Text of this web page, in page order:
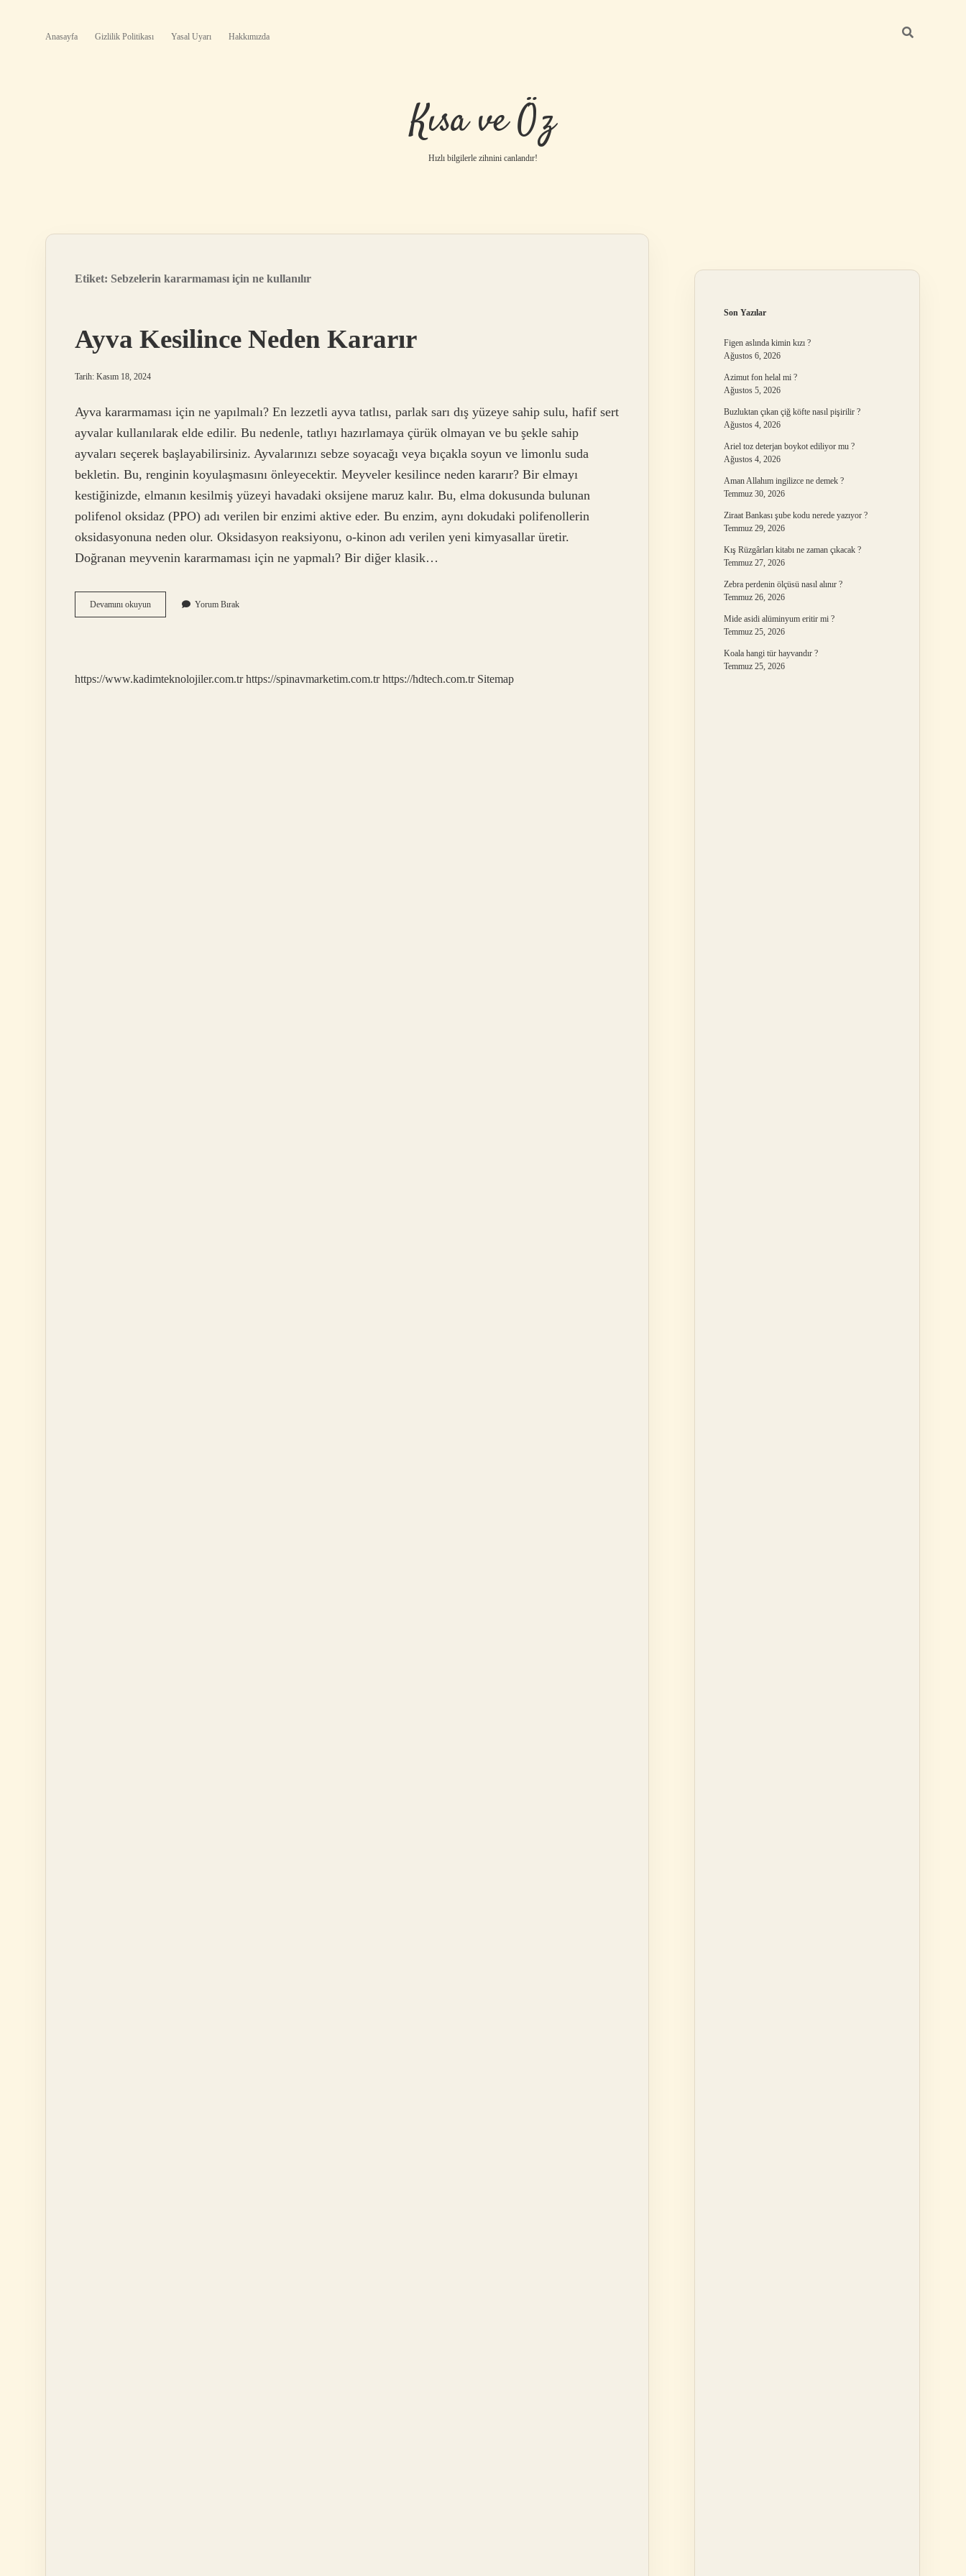
Anasayfa Gizlilik Politikası Yasal Uyarı Hakkımızda
Kısa ve Öz
Hızlı bilgilerle zihnini canlandır!
Etiket: Sebzelerin kararmaması için ne kullanılır
Ayva Kesilince Neden Kararır
Tarih: Kasım 18, 2024
Ayva kararmaması için ne yapılmalı? En lezzetli ayva tatlısı, parlak sarı dış yüzeye sahip sulu, hafif sert
ayvalar kullanılarak elde edilir. Bu nedenle, tatlıyı hazırlamaya çürük olmayan ve bu şekle sahip
ayvaları seçerek başlayabilirsiniz. Ayvalarınızı sebze soyacağı veya bıçakla soyun ve limonlu suda
bekletin. Bu, renginin koyulaşmasını önleyecektir. Meyveler kesilince neden kararır? Bir elmayı
kestiğinizde, elmanın kesilmiş yüzeyi havadaki oksijene maruz kalır. Bu, elma dokusunda bulunan
polifenol oksidaz (PPO) adı verilen bir enzimi aktive eder. Bu enzim, aynı dokudaki polifenollerin
oksidasyonuna neden olur. Oksidasyon reaksiyonu, o-kinon adı verilen yeni kimyasallar üretir.
Doğranan meyvenin kararmaması için ne yapmalı? Bir diğer klasik…
Devamını okuyunAyva
Kesilince
Yorum Bırak
https://www.kadimteknolojiler.com.tr https://spinavmarketim.com.tr https://hdtech.com.tr Sitemap
Son Yazılar
Figen aslında kimin kızı ?
Ağustos 6, 2026
Azimut fon helal mi ?
Ağustos 5, 2026
Buzluktan çıkan çiğ köfte nasıl pişirilir ?
Ağustos 4, 2026
Ariel toz deterjan boykot ediliyor mu ?
Ağustos 4, 2026
Aman Allahım ingilizce ne demek ?
Temmuz 30, 2026
Ziraat Bankası şube kodu nerede yazıyor ?
Temmuz 29, 2026
Kış Rüzgârları kitabı ne zaman çıkacak ?
Temmuz 27, 2026
Zebra perdenin ölçüsü nasıl alınır ?
Temmuz 26, 2026
Mide asidi alüminyum eritir mi ?
Temmuz 25, 2026
Koala hangi tür hayvandır ?
Temmuz 25, 2026